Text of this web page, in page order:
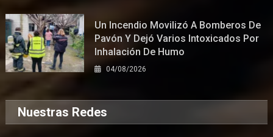
Un Incendio Movilizó A Bomberos De
Pavón Y Dejó Varios Intoxicados Por
Inhalación De Humo
04/08/2026
Nuestras Redes